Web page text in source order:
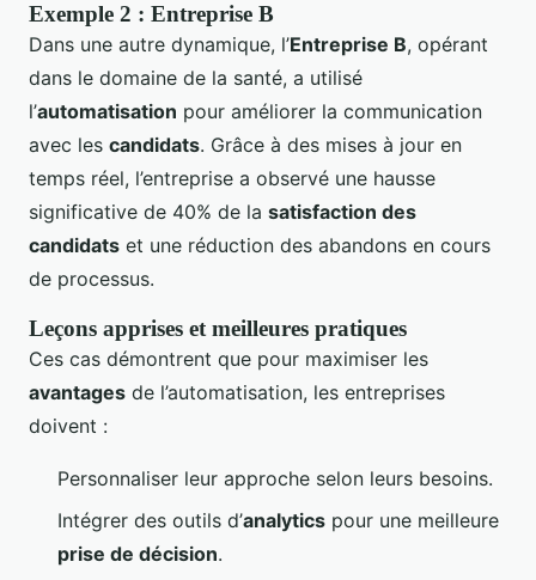
Exemple 2 : Entreprise B
Dans une autre dynamique, l’Entreprise B, opérant
dans le domaine de la santé, a utilisé
l’automatisation pour améliorer la communication
avec les candidats. Grâce à des mises à jour en
temps réel, l’entreprise a observé une hausse
significative de 40% de la satisfaction des
candidats et une réduction des abandons en cours
de processus.
Leçons apprises et meilleures pratiques
Ces cas démontrent que pour maximiser les
avantages de l’automatisation, les entreprises
doivent :
Personnaliser leur approche selon leurs besoins.
Intégrer des outils d’analytics pour une meilleure
prise de décision.